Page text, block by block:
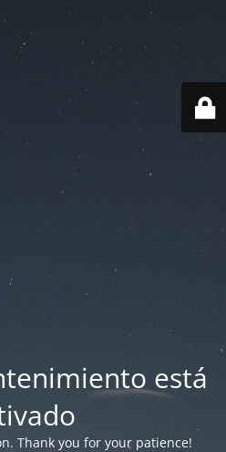
está
Thank you for your patience!